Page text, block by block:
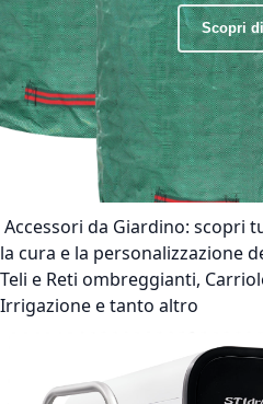
Scopri
Accessori da Giardino: scopri
la cura e la personalizzazione
Teli e Reti ombreggianti,
Irrigazione e tanto altro